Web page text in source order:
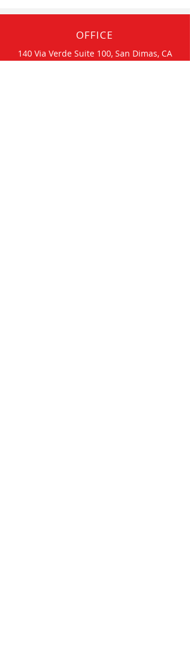
OFFICE
140 Via Verde Suite 100, San Dimas, CA
91773